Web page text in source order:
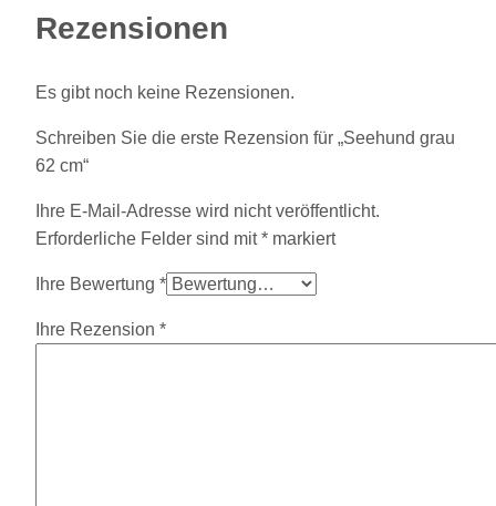
Rezensionen
Es gibt noch keine Rezensionen.
Schreiben Sie die erste Rezension für „Seehund grau
62 cm“
Ihre E-Mail-Adresse wird nicht veröffentlicht.
Erforderliche Felder sind mit* markiert
Ihre Bewertung *
Ihre Rezension *